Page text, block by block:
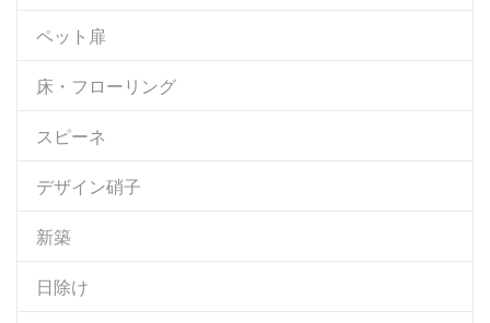
ペット扉
床・フローリング
スピーネ
デザイン硝子
新築
日除け